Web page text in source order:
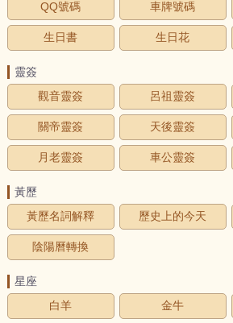
QQ號碼 車牌號碼
生日書 生日花
靈簽
觀音靈簽
呂祖靈簽
關帝靈簽 天後靈簽
月老靈簽 車公靈簽
黃歷
黃歷名詞解釋
歷史上的今天
陰陽曆轉換
星座
白羊
金牛